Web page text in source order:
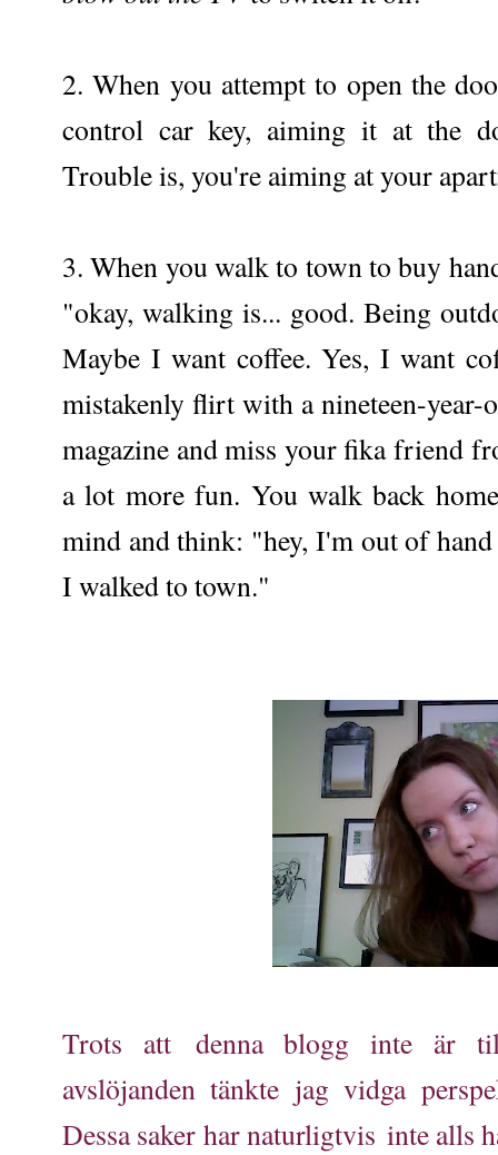
2. When you attempt to open the
control car key, aiming it at the
Trouble is, you're aiming at your
3. When you walk to town to buy
"okay, walking is... good. Being
Maybe I want coffee. Yes, I want
mistakenly flirt with a nineteen-year-
magazine and miss your fika friend
a lot more fun. You walk back
mind and think: "hey, I'm out of
I walked to town."
Trots att denna blogg inte är
avslöjanden tänkte jag vidga
Dessa saker har naturligtvis inte alls